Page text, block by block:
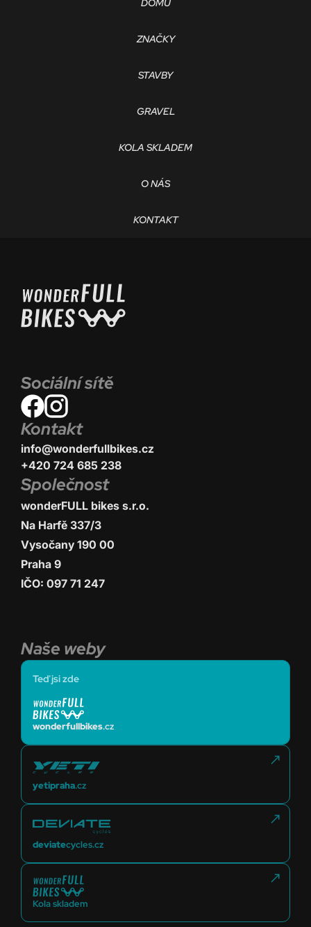
DOMŮ
ZNAČKY
STAVBY
GRAVEL
KOLA SKLADEM
O NÁS
KONTAKT
Sociální sítě
Kontakt
info@wonderfullbikes.cz
+420 724 685 238
Společnost
wonderFULL bikes s.r.o.
Na Harfě 337/3
Vysočany 190 00
Praha 9
IČO: 097 71 247
Naše weby
Teď jsi zde
wonderfullbikes.cz
yetipraha.cz
deviatecycles.cz
Kola skladem